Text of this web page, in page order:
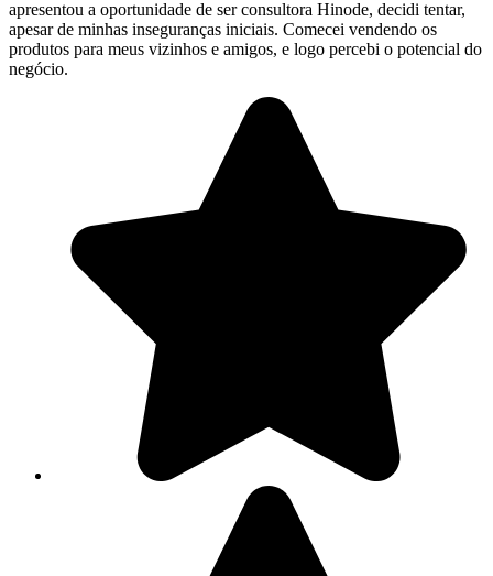
apresentou a oportunidade de ser consultora Hinode, decidi tentar,
apesar de minhas inseguranças iniciais. Comecei vendendo os
produtos para meus vizinhos e amigos, e logo percebi o potencial do
negócio.